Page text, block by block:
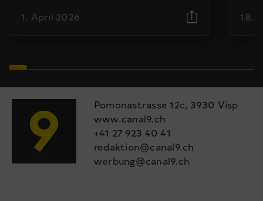
1. April 2026 18.
Pomonastrasse 12c, 3930 Visp
www.canal9.ch
+41 27 923 40 41
redaktion@canal9.ch
werbung@canal9.ch